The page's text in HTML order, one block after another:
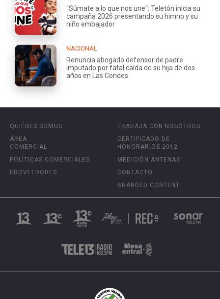
"Súmate a lo que nos une": Teletón inicia su
campaña 2026 presentando su himno y su
niño embajador
NACIONAL
Renuncia abogado defensor de padre
imputado por fatal caída de su hija de dos
años en Las Condes
QUIÉNES SOMOS
ÁREA
COMERCIAL
POLÍTICAS COMERCIALES
PROVEEDORES
TRABAJA CON NOSOTROS
CERTIFICADO DE
HONORARIOS 2012
MEDICIÓN ANTENAS
CONTACTO
BRANDED CONTENT